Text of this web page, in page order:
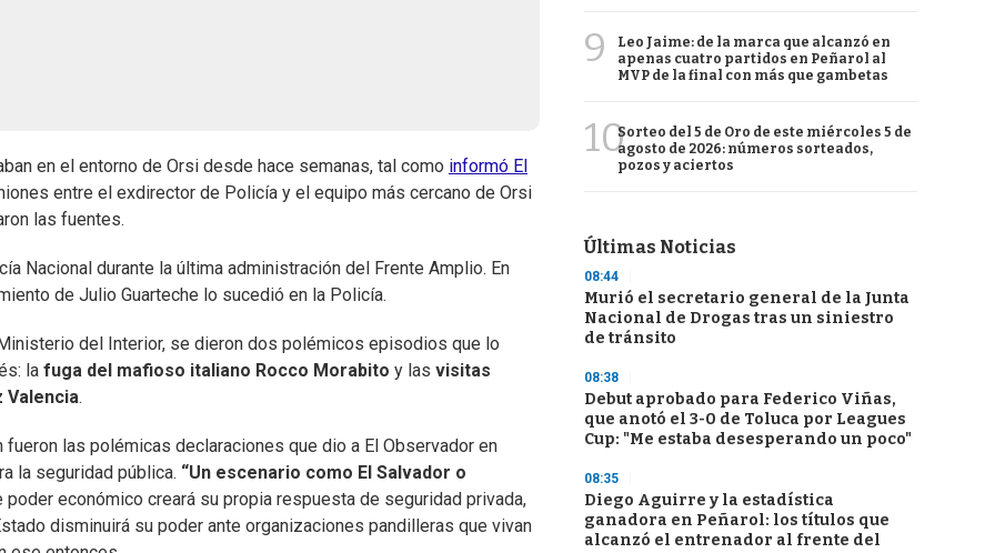
en el entorno de Orsi desde hace semanas, tal como informó El
entre el exdirector de Policía y el equipo más cercano de Orsi
las fuentes.
Nacional durante la última administración del Frente Amplio. En
de Julio Guarteche lo sucedió en la Policía.
del Interior, se dieron dos polémicos episodios que lo
la fuga del mafioso italiano Rocco Morabito y las visitas
Valencia.
las polémicas declaraciones que dio a El Observador en
la seguridad pública. “Un escenario como El Salvador o
poder económico creará su propia respuesta de seguridad privada,
disminuirá su poder ante organizaciones pandilleras que vivan
9
Leo Jaime: de la marca que alcanzó en
apenas cuatro partidos en Peñarol al
MVP de la final con más que gambetas
10Sorteo del 5 de Oro de este miércoles 5 de
agosto de 2026: números sorteados,
pozos y aciertos
Últimas Noticias
08:44
Murió el secretario general de la Junta
Nacional de Drogas tras un siniestro
de tránsito
08:38
Debut aprobado para Federico Viñas,
que anotó el 3-0 de Toluca por Leagues
Cup: "Me estaba desesperando un poco"
08:35
Diego Aguirre y la estadística
ganadora en Peñarol: los títulos que
alcanzó el entrenador al frente del